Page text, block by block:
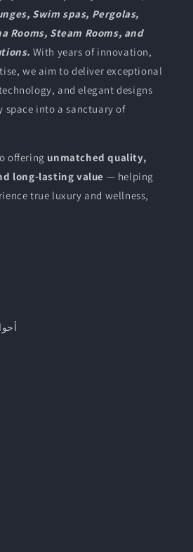
Swim spas, Pergolas,
Rooms, Steam Rooms, and
With years of innovation,
we aim to deliver exceptional
and elegant designs
space into a sanctuary of
offering unmatched quality,
long-lasting value — helping
true luxury and wellness,